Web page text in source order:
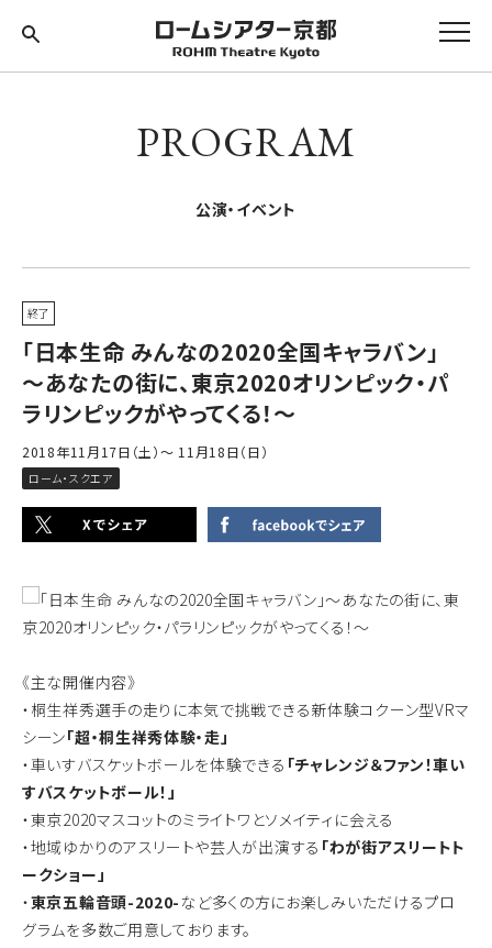
PROGRAM
公演・イベント
終了
「日本生命 みんなの2020全国キャラバン」
～あなたの街に、東京2020オリンピック・パ
ラリンピックがやってくる！～
2018年11月17日（土）～ 11月18日（日）
ローム・スクエア
《主な開催内容》
・桐生祥秀選手の走りに本気で挑戦できる新体験コクーン型VRマ
シーン「超・桐生祥秀体験・走」
・車いすバスケットボールを体験できる 「チャレンジ＆ファン！車い
すバスケットボール！」
・東京2020マスコットのミライトワとソメイティに会える
・地域ゆかりのアスリートや芸人が出演する 「わが街アスリートト
ークショー」
・東京五輪音頭-2020-など多くの方にお楽しみいただけるプロ
グラムを多数ご用意しております。